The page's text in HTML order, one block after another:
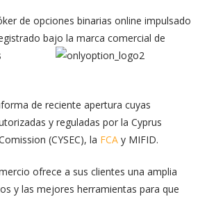
de opciones binarias online impulsado
bajo la marca comercial de
de reciente apertura cuyas
y reguladas por la Cyprus
(CYSEC), la FCA y MIFID.
ofrece a sus clientes una amplia
y las mejores herramientas para que